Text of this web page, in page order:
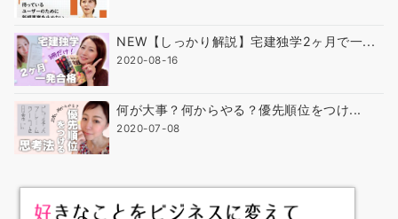
NEW【しっかり解説】宅建独学2ヶ月で一...
2020-08-16
何が大事？何からやる？優先順位をつけ...
2020-07-08